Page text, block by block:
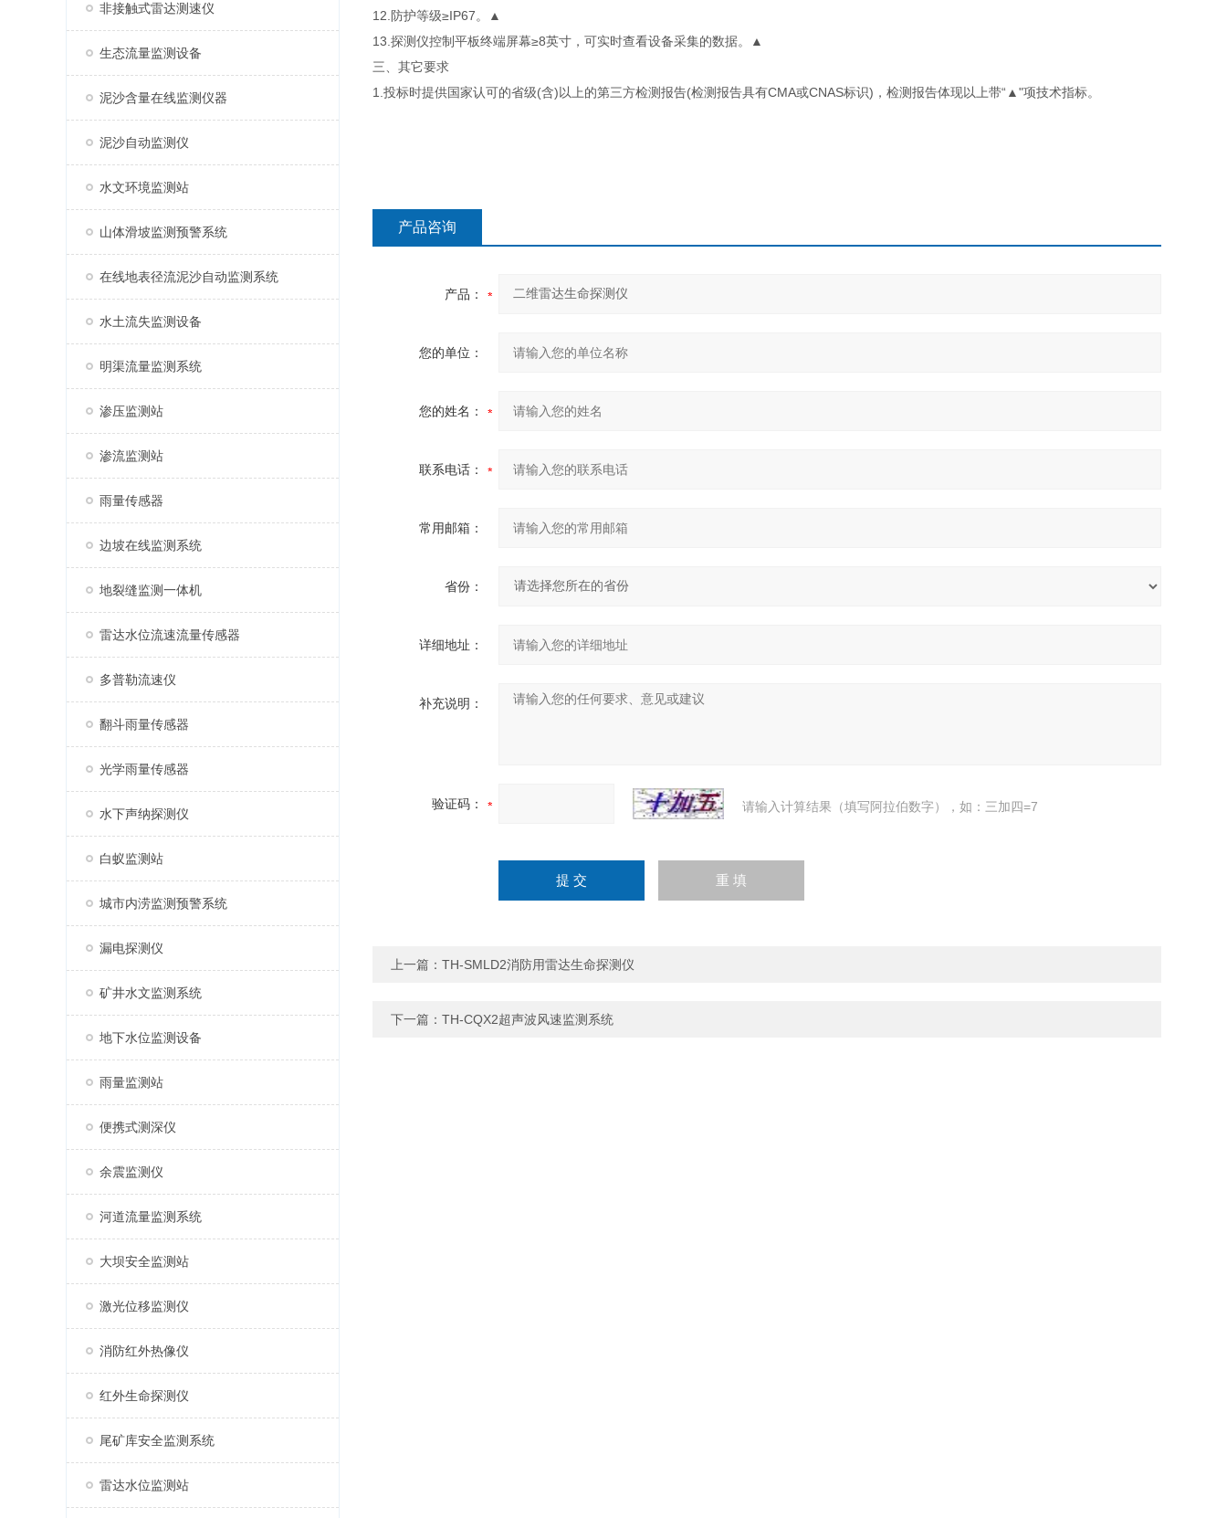
非接触式雷达测速仪
生态流量监测设备
泥沙含量在线监测仪器
泥沙自动监测仪
水文环境监测站
山体滑坡监测预警系统
在线地表径流泥沙自动监测系统
水土流失监测设备
明渠流量监测系统
渗压监测站
渗流监测站
雨量传感器
边坡在线监测系统
地裂缝监测一体机
雷达水位流速流量传感器
多普勒流速仪
翻斗雨量传感器
光学雨量传感器
水下声纳探测仪
白蚁监测站
城市内涝监测预警系统
漏电探测仪
矿井水文监测系统
地下水位监测设备
雨量监测站
便携式测深仪
余震监测仪
河道流量监测系统
大坝安全监测站
激光位移监测仪
消防红外热像仪
红外生命探测仪
尾矿库安全监测系统
雷达水位监测站
12.防护等级≥IP67。▲
13.探测仪控制平板终端屏幕≥8英寸，可实时查看设备采集的数据。▲
三、其它要求
1.投标时提供国家认可的省级(含)以上的第三方检测报告(检测报告具有CMA或CNAS标识)，检测报告体现以上带“▲"项技术指标。
产品咨询
产品：
您的单位：
您的姓名：
联系电话：
常用邮箱：
省份：
详细地址：
补充说明：
验证码： 请输入计算结果（填写阿拉伯数字），如：三加四=7
上一篇： TH-SMLD2消防用雷达生命探测仪
下一篇： TH-CQX2超声波风速监测系统